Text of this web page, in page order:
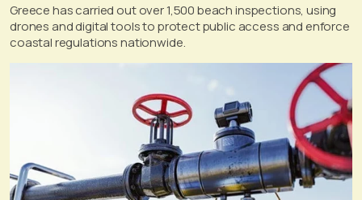
Greece has carried out over 1,500 beach inspections, using
drones and digital tools to protect public access and enforce
coastal regulations nationwide.